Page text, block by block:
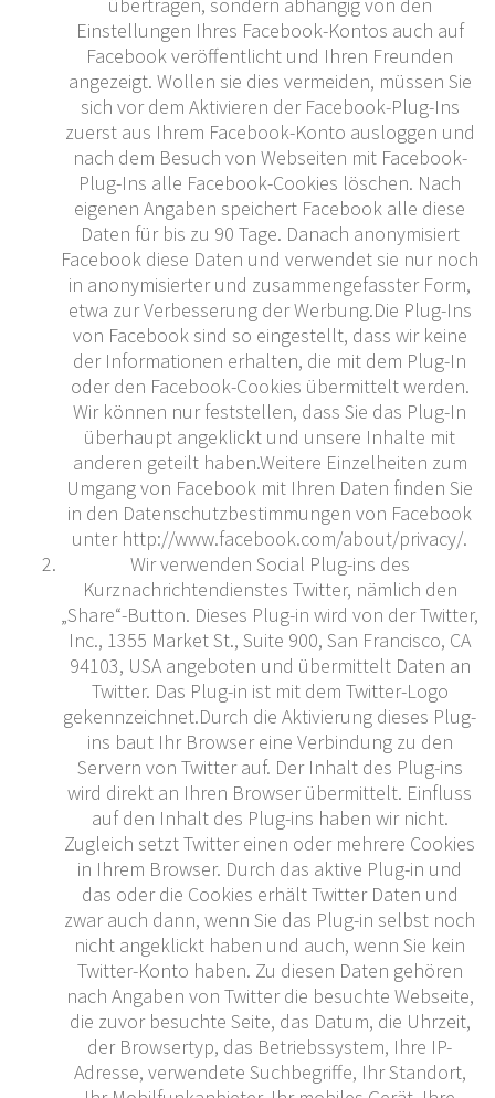
Einstellungen Ihres Facebook-Kontos auch auf
Facebook veröffentlicht und Ihren Freunden
angezeigt. Wollen sie dies vermeiden, müssen Sie
sich vor dem Aktivieren der Facebook-Plug-Ins
zuerst aus Ihrem Facebook-Konto ausloggen und
nach dem Besuch von Webseiten mit Facebook-
Plug-Ins alle Facebook-Cookies löschen. Nach
eigenen Angaben speichert Facebook alle diese
Daten für bis zu 90 Tage. Danach anonymisiert
Facebook diese Daten und verwendet sie nur noch
in anonymisierter und zusammengefasster Form,
etwa zur Verbesserung der Werbung.Die Plug-Ins
von Facebook sind so eingestellt, dass wir keine
der Informationen erhalten, die mit dem Plug-In
oder den Facebook-Cookies übermittelt werden.
Wir können nur feststellen, dass Sie das Plug-In
überhaupt angeklickt und unsere Inhalte mit
anderen geteilt haben.Weitere Einzelheiten zum
Umgang von Facebook mit Ihren Daten finden Sie
in den Datenschutzbestimmungen von Facebook
unter http://www.facebook.com/about/privacy/.
Wir verwenden Social Plug-ins des
Kurznachrichtendienstes Twitter, nämlich den
„Share“-Button. Dieses Plug-in wird von der Twitter,
Inc., 1355 Market St., Suite 900, San Francisco, CA
94103, USA angeboten und übermittelt Daten an
Twitter. Das Plug-in ist mit dem Twitter-Logo
gekennzeichnet.Durch die Aktivierung dieses Plug-
ins baut Ihr Browser eine Verbindung zu den
Servern von Twitter auf. Der Inhalt des Plug-ins
wird direkt an Ihren Browser übermittelt. Einfluss
auf den Inhalt des Plug-ins haben wir nicht.
Zugleich setzt Twitter einen oder mehrere Cookies
in Ihrem Browser. Durch das aktive Plug-in und
das oder die Cookies erhält Twitter Daten und
zwar auch dann, wenn Sie das Plug-in selbst noch
nicht angeklickt haben und auch, wenn Sie kein
Twitter-Konto haben. Zu diesen Daten gehören
nach Angaben von Twitter die besuchte Webseite,
die zuvor besuchte Seite, das Datum, die Uhrzeit,
der Browsertyp, das Betriebssystem, Ihre IP-
Adresse, verwendete Suchbegriffe, Ihr Standort,